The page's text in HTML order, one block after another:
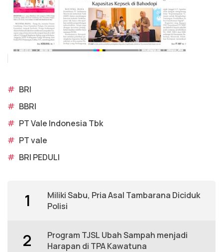
# BRI
# BBRI
# PT Vale Indonesia Tbk
# PT vale
# BRI PEDULI
1
Miliki Sabu, Pria Asal Tambarana Diciduk
Polisi
2
Program TJSL Ubah Sampah menjadi
Harapan di TPA Kawatuna